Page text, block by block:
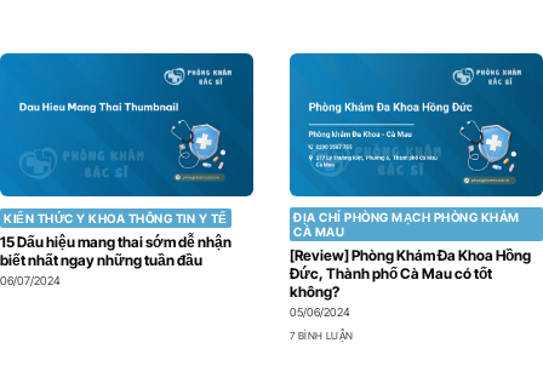
KIẾN THỨC Y KHOA THÔNG TIN Y TẾ
15 Dấu hiệu mang thai sớm dễ nhận
biết nhất ngay những tuần đầu
06/07/2024
ĐỊA CHỈ PHÒNG MẠCH PHÒNG KHÁM
CÀ MAU
[Review] Phòng Khám Đa Khoa Hồng
Đức, Thành phố Cà Mau có tốt
không?
05/06/2024
7 BÌNH LUẬN